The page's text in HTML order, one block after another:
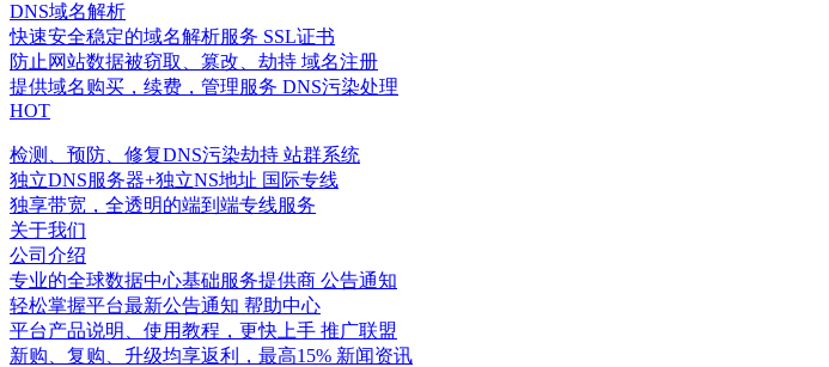
DNS域名解析
快速安全稳定的域名解析服务 SSL证书
防止网站数据被窃取、篡改、劫持 域名注册
提供域名购买，续费，管理服务 DNS污染处理
HOT
检测、预防、修复DNS污染劫持 站群系统
独立DNS服务器+独立NS地址 国际专线
独享带宽，全透明的端到端专线服务
关于我们
公司介绍
专业的全球数据中心基础服务提供商 公告通知
轻松掌握平台最新公告通知 帮助中心
平台产品说明、使用教程，更快上手 推广联盟
新购、复购、升级均享返利，最高15% 新闻资讯